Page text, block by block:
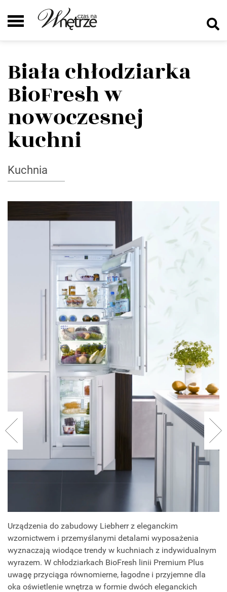
Biała chłodziarka
BioFresh w
nowoczesnej
kuchni
Kuchnia
Urządzenia do zabudowy Liebherr z eleganckim
wzornictwem i przemyślanymi detalami wyposażenia
wyznaczają wiodące trendy w kuchniach z indywidualnym
wyrazem. W chłodziarkach BioFresh linii Premium Plus
uwagę przyciąga równomierne, łagodne i przyjemne dla
oka oświetlenie wnętrza w formie dwóch eleganckich